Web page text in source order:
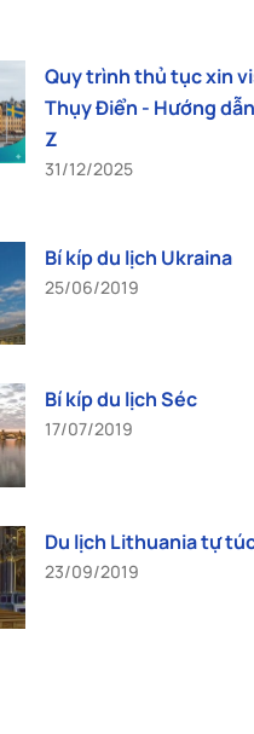
Quy trình thủ tục xin
Thụy Điển - Hướng
Z
31/12/2025
Bí kíp du lịch Ukraina
25/06/2019
Bí kíp du lịch Séc
17/07/2019
Du lịch Lithuania tự
23/09/2019